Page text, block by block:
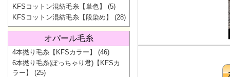
KFSコットン混紡毛糸【単色】
(5)
KFSコットン混紡毛糸【段染め】
(28)
オパール毛糸
4本撚り毛糸【KFSカラー】
(46)
6本撚り毛糸(ぽっちゃり君)【KFSカ
ラー】
(25)